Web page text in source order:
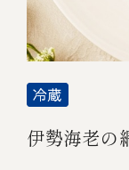
伊勢海老の